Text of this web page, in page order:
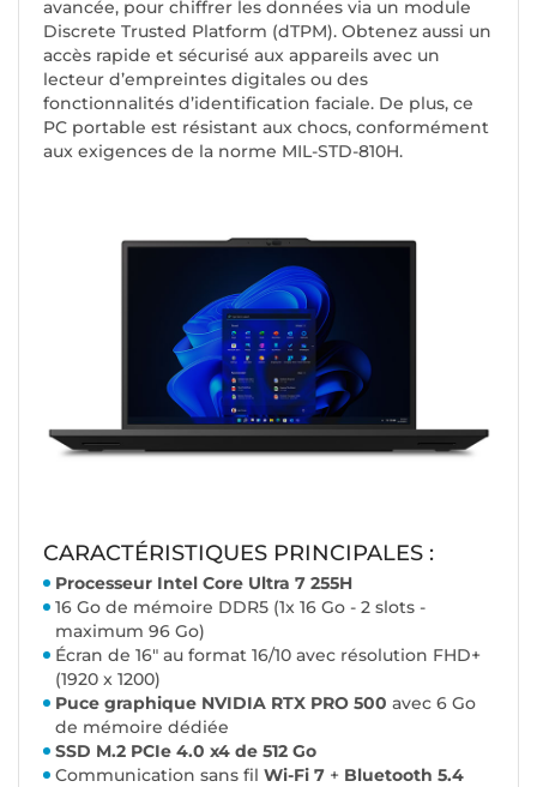
avancée, pour chiffrer les données via un module
Discrete Trusted Platform (dTPM). Obtenez aussi un
accès rapide et sécurisé aux appareils avec un
lecteur d’empreintes digitales ou des
fonctionnalités d’identification faciale. De plus, ce
PC portable est résistant aux chocs, conformément
aux exigences de la norme MIL-STD-810H.
CARACTÉRISTIQUES PRINCIPALES :
Processeur Intel Core Ultra 7 255H
16 Go de mémoire DDR5 (1x 16 Go - 2 slots -
maximum 96 Go)
Écran de 16" au format 16/10 avec résolution FHD+
(1920 x 1200)
Puce graphique NVIDIA RTX PRO 500 avec 6 Go
de mémoire dédiée
SSD M.2 PCIe 4.0 x4 de 512 Go
Communication sans fil Wi-Fi 7 + Bluetooth 5.4